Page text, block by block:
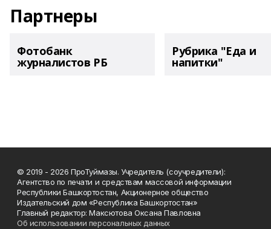
Партнеры
Фотобанк
журналистов РБ
Рубрика "Еда и
напитки"
© 2019 - 2026 ПроТуймазы. Учредитель (соучредители):
Агентство по печати и средствам массовой информации
Республики Башкортостан, Акционерное общество
Издательский дом «Республика Башкортостан»
Главный редактор: Максютова Оксана Павловна
Об использовании персональных данных